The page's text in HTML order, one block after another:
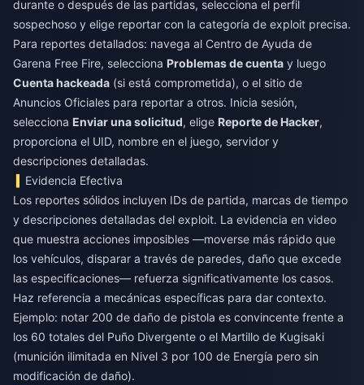
durante o después de las partidas, selecciona el perfil
sospechoso y elige reportar con la categoría de exploit precisa.
Para reportes detallados: navega al Centro de Ayuda de
Garena Free Fire, selecciona Problemas de cuenta y luego
Cuenta hackeada (si está comprometida), o el sitio de
Anuncios Oficiales para reportar a otros. Inicia sesión,
selecciona Enviar una solicitud, elige Reporte de Hacker,
proporciona el UID, nombre en el juego, servidor y
descripciones detalladas.
Evidencia Efectiva
Los reportes sólidos incluyen IDs de partida, marcas de tiempo
y descripciones detalladas del exploit. La evidencia en video
que muestra acciones imposibles —moverse más rápido que
los vehículos, disparar a través de paredes, daño que excede
las especificaciones— refuerza significativamente los casos.
Haz referencia a mecánicas específicas para dar contexto.
Ejemplo: notar 200 de daño de pistola es convincente frente a
los 60 totales del Puño Divergente o el Martillo de Kugisaki
(munición ilimitada en Nivel 3 por 100 de Energía pero sin
modificación de daño).